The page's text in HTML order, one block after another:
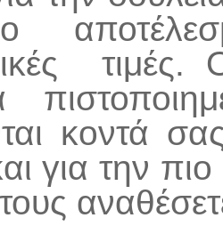
τιμές.
κοντά
για την πιο